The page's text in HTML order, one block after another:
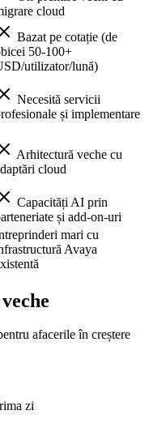
cloud
Bazat pe cotație (de
50-100+
utilizator/lună)
Necesită servicii
și implementare
Arhitectură veche cu
cloud
Capacități AI prin
și add-on-uri
mari cu
Avaya
afacerile în creștere
zi